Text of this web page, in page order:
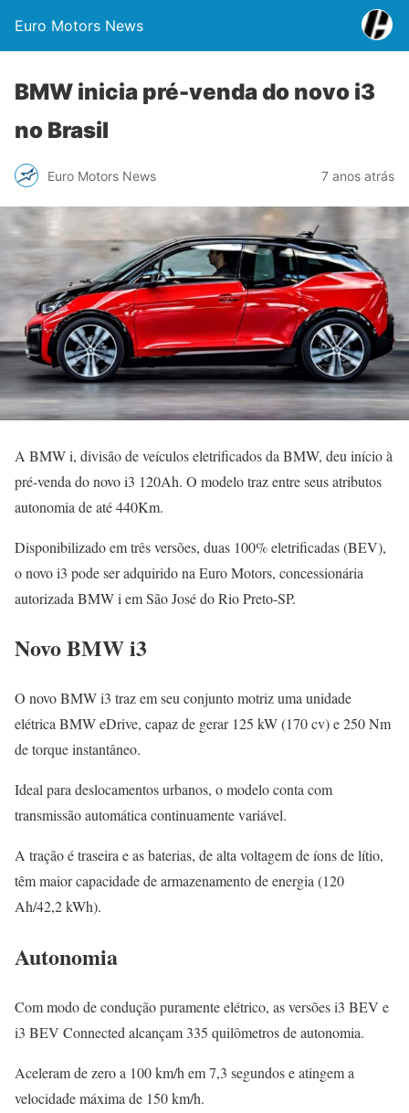
Euro Motors News
BMW inicia pré-venda do novo i3
no Brasil
Euro Motors News 7 anos atrás
A BMW i, divisão de veículos eletrificados da BMW, deu início à
pré-venda do novo i3 120Ah. O modelo traz entre seus atributos
autonomia de até 440Km.
Disponibilizado em três versões, duas 100% eletrificadas (BEV),
o novo i3 pode ser adquirido na Euro Motors, concessionária
autorizada BMW i em São José do Rio Preto-SP.
Novo BMW i3
O novo BMW i3 traz em seu conjunto motriz uma unidade
elétrica BMW eDrive, capaz de gerar 125 kW (170 cv) e 250 Nm
de torque instantâneo.
Ideal para deslocamentos urbanos, o modelo conta com
transmissão automática continuamente variável.
A tração é traseira e as baterias, de alta voltagem de íons de lítio,
têm maior capacidade de armazenamento de energia (120
Ah/42,2 kWh).
Autonomia
Com modo de condução puramente elétrico, as versões i3 BEV e
i3 BEV Connected alcançam 335 quilômetros de autonomia.
Aceleram de zero a 100 km/h em 7,3 segundos e atingem a
velocidade máxima de 150 km/h.